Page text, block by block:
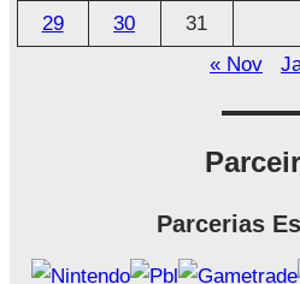
29
30
31
« Nov
Parcerias